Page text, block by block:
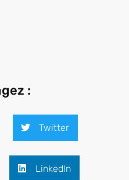
:
Twitter
LinkedIn